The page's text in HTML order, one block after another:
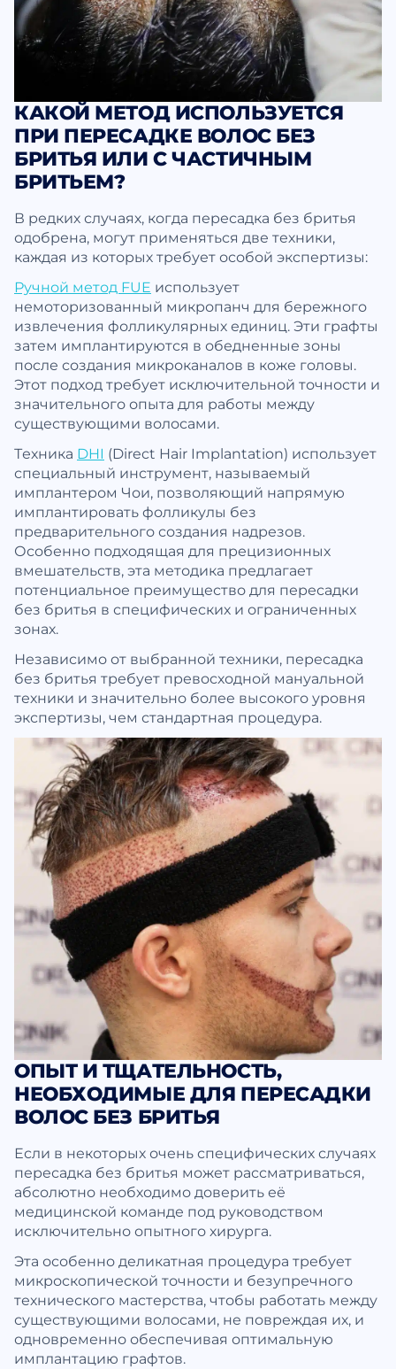
КАКОЙ МЕТОД ИСПОЛЬЗУЕТСЯ
ПРИ ПЕРЕСАДКЕ ВОЛОС БЕЗ
БРИТЬЯ ИЛИ С ЧАСТИЧНЫМ
БРИТЬЕМ?
В редких случаях, когда пересадка без бритья
одобрена, могут применяться две техники,
каждая из которых требует особой экспертизы:
Ручной метод FUE использует
немоторизованный микропанч для бережного
извлечения фолликулярных единиц. Эти графты
затем имплантируются в обедненные зоны
после создания микроканалов в коже головы.
Этот подход требует исключительной точности и
значительного опыта для работы между
существующими волосами.
Техника DHI (Direct Hair Implantation) использует
специальный инструмент, называемый
имплантером Чои, позволяющий напрямую
имплантировать фолликулы без
предварительного создания надрезов.
Особенно подходящая для прецизионных
вмешательств, эта методика предлагает
потенциальное преимущество для пересадки
без бритья в специфических и ограниченных
зонах.
Независимо от выбранной техники, пересадка
без бритья требует превосходной мануальной
техники и значительно более высокого уровня
экспертизы, чем стандартная процедура.
ОПЫТ И ТЩАТЕЛЬНОСТЬ,
НЕОБХОДИМЫЕ ДЛЯ ПЕРЕСАДКИ
ВОЛОС БЕЗ БРИТЬЯ
Если в некоторых очень специфических случаях
пересадка без бритья может рассматриваться,
абсолютно необходимо доверить её
медицинской команде под руководством
исключительно опытного хирурга.
Эта особенно деликатная процедура требует
микроскопической точности и безупречного
технического мастерства, чтобы работать между
существующими волосами, не повреждая их, и
одновременно обеспечивая оптимальную
имплантацию графтов.